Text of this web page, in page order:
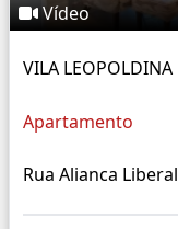
Vídeo
VILA LEOPOLDINA
Apartamento
Rua Alianca Liberal